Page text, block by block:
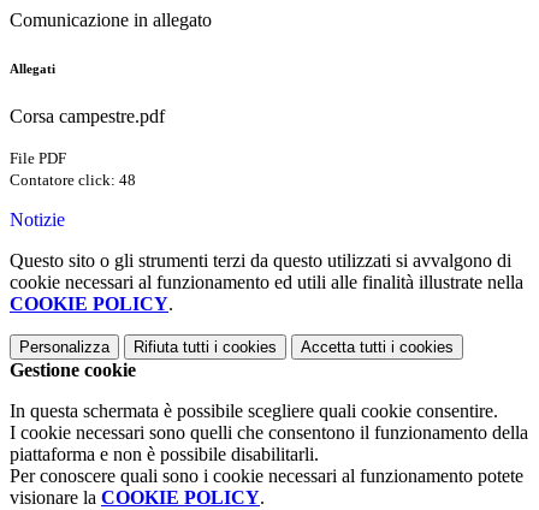
Comunicazione in allegato
Allegati
Corsa campestre.pdf
File PDF
Contatore click: 48
Notizie
Questo sito o gli strumenti terzi da questo utilizzati si avvalgono di
cookie necessari al funzionamento ed utili alle finalità illustrate nella
COOKIE POLICY.
Personalizza Rifiuta tutti i cookies Accetta tutti i cookies
Gestione cookie
In questa schermata è possibile scegliere quali cookie consentire.
I cookie necessari sono quelli che consentono il funzionamento della
piattaforma e non è possibile disabilitarli.
Per conoscere quali sono i cookie necessari al funzionamento potete
visionare la COOKIE POLICY.